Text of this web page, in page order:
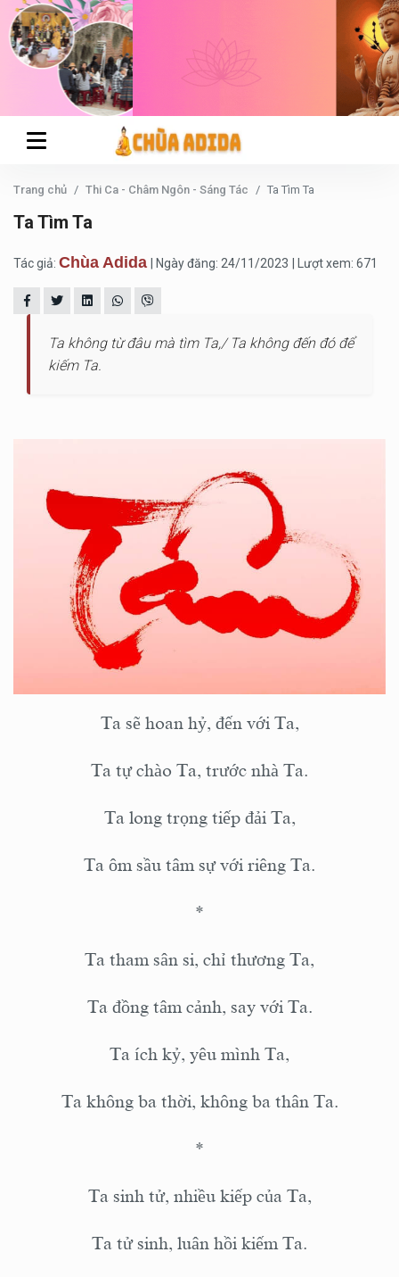
Trang chủ Thi Ca - Châm Ngôn - Sáng Tác Ta Tìm Ta
Ta Tìm Ta
Tác giả: Chùa Adida | Ngày đăng: 24/11/2023 | Lượt xem: 671
Ta không từ đâu mà tìm Ta,/ Ta không đến đó để
kiếm Ta.
Ta sẽ hoan hỷ, đến với Ta,
Ta tự chào Ta, trước nhà Ta.
Ta long trọng tiếp đải Ta,
Ta ôm sầu tâm sự với riêng Ta.
*
Ta tham sân si, chỉ thương Ta,
Ta đồng tâm cảnh, say với Ta.
Ta ích kỷ, yêu mình Ta,
Ta không ba thời, không ba thân Ta.
*
Ta sinh tử, nhiều kiếp của Ta,
Ta tử sinh, luân hồi kiếm Ta.